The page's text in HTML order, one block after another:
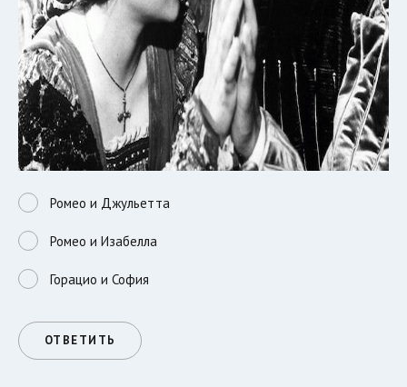
Ромео и Джульетта
Ромео и Изабелла
Горацио и София
ОТВЕТИТЬ